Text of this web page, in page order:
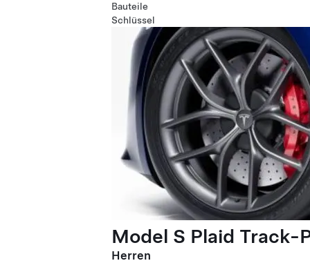
Bauteile
Schlüssel
Model S Plaid Track-
Herren